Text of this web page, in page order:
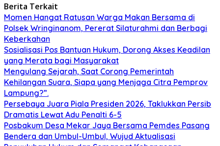
Berita Terkait
Momen Hangat Ratusan Warga Makan Bersama di
Polsek Wringinanom, Pererat Silaturahmi dan Berbagi
Keberkahan
Sosialisasi Pos Bantuan Hukum, Dorong Akses Keadilan
yang Merata bagi Masyarakat
Mengulang Sejarah, Saat Corong Pemerintah
Kehilangan Suara, Siapa yang Menjaga Citra Pemprov
Lampung?”.
Persebaya Juara Piala Presiden 2026, Taklukkan Persib
Dramatis Lewat Adu Penalti 6-5
Posbakum Desa Mekar Jaya Bersama Pemdes Pasang
Bendera dan Umbul-Umbul, Wujud Aktualisasi